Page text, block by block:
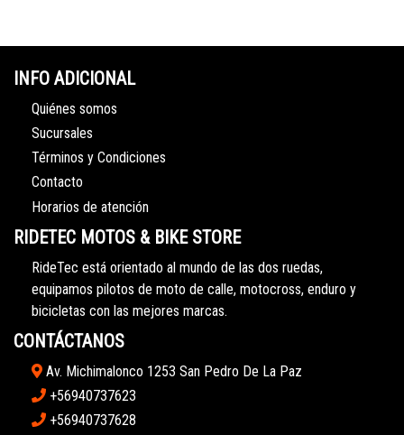
INFO ADICIONAL
Quiénes somos
Sucursales
Términos y Condiciones
Contacto
Horarios de atención
RIDETEC MOTOS & BIKE STORE
RideTec está orientado al mundo de las dos ruedas,
equipamos pilotos de moto de calle, motocross, enduro y
bicicletas con las mejores marcas.
CONTÁCTANOS
Av. Michimalonco 1253 San Pedro De La Paz
+56940737623
+56940737628